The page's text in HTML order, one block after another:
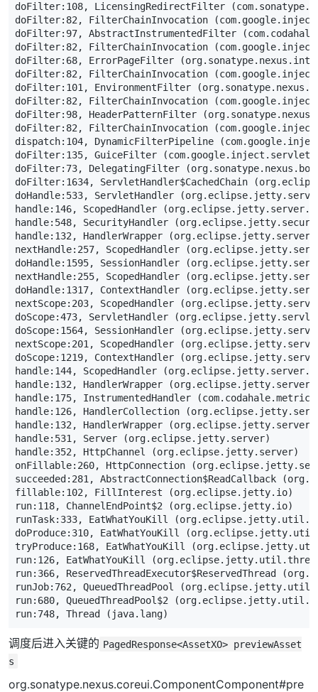
doFilter: 108, LicensingRedirectFilter (com. sonatype.
doFilter: 82, FilterChainInvocation (com. google. inject
doFilter: 97, AbstractInstrumentedFilter (com. codahale
doFilter: 82, FilterChainInvocation (com. google. inject
doFilter: 68, ErrorPageFilter (org. sonatype. nexus .
doFilter: 82, FilterChainInvocation (com. google. inject
doFilter: 101, EnvironmentFilter (org. sonatype. nexus .
doFilter: 82, FilterChainInvocation (com. google. inject
doFilter: 98, HeaderPatternFilter (org. sonatype. nexus
doFilter: 82, FilterChainInvocation (com. google. inject
dispatch: 104, DynamicFilterPipeline (com. google.
doFilter: 135, GuiceFilter (com. google. inject . servlet
doFilter: 73, DelegatingFilter (org. sonatype. nexus .
doFilter: 1634, ServletHandler$CachedChain (org.
doHandle: 533, ServletHandler (org. eclipse. jetty.
handle: 146, ScopedHandler (org. eclipse. jetty. server.
handle: 548, SecurityHandler (org. eclipse. jetty.
handle: 132, HandlerWrapper (org. eclipse. jetty. server
nextHandle: 257, ScopedHandler (org. eclipse. jetty.
doHandle: 1595, SessionHandler (org. eclipse. jetty.
nextHandle: 255, ScopedHandler (org. eclipse. jetty.
doHandle: 1317, ContextHandler (org. eclipse. jetty.
nextScope: 203, ScopedHandler (org. eclipse. jetty.
doScope:473, ServletHandler (org. eclipse. jetty.
doScope: 1564, SessionHandler (org. eclipse. jetty.
nextScope: 201, ScopedHandler (org. eclipse. jetty.
doScope: 1219, ContextHandler (org. eclipse. jetty.
handle: 144, ScopedHandler (org. eclipse. jetty. server.
handle: 132, HandlerWrapper (org. eclipse. jetty. server
handle: 175, InstrumentedHandler (com. codahale.metrics
handle: 126, HandlerCollection (org. eclipse. jetty.
handle: 132, HandlerWrapper (org. eclipse. jetty. server
handle: 531, Server (org. eclipse. jetty. server)
handle: 352, HttpChannel (org. eclipse. jetty. server)
onFillable: 260, HttpConnection (org. eclipse. jetty.
succeeded: 281, AbstractConnection$ReadCallback (org.
fillable: 102, FillInterest (org. eclipse. jetty. io)
run: 118, ChannelEndPoint$2 (org. eclipse. jetty. io)
runTask: 333, EatWhatYouKill (org. eclipse. jetty. util .
doProduce: 310, EatWhatYouKill (org. eclipse. jetty. util
tryProduce: 168, EatWhatYouKill (org. eclipse. jetty.
run: 126, EatWhatYouKill (org. eclipse. jetty. util .
run: 366, ReservedThreadExecutor$ReservedThread (org.
runJob: 762, QueuedThreadPool (org. eclipse. jetty. util
run: 680, QueuedThreadPool$2 (org. eclipse. jetty. util .
run: 748, Thread ( java. lang)
调度后进入关键的 PagedResponse<AssetXO> previewAsset
s
org.sonatype.nexus.coreui.ComponentComponent#pre